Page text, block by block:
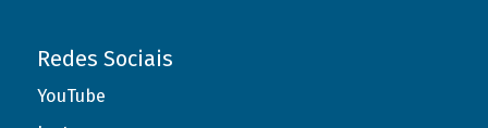
Redes Sociais
YouTube